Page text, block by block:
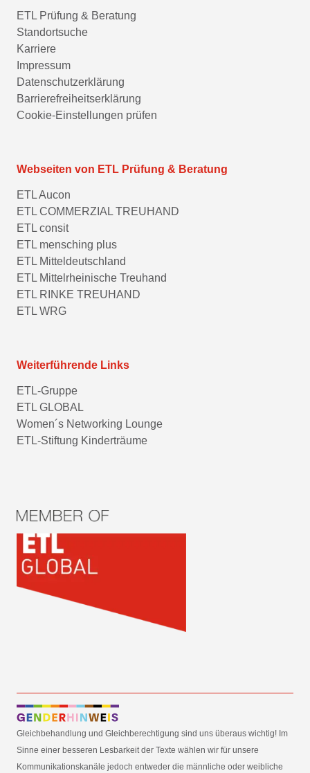
ETL Prüfung & Beratung
Standortsuche
Karriere
Impressum
Datenschutzerklärung
Barrierefreiheitserklärung
Cookie-Einstellungen prüfen
Webseiten von ETL Prüfung & Beratung
ETL Aucon
ETL COMMERZIAL TREUHAND
ETL consit
ETL mensching plus
ETL Mitteldeutschland
ETL Mittelrheinische Treuhand
ETL RINKE TREUHAND
ETL WRG
Weiterführende Links
ETL-Gruppe
ETL GLOBAL
Women´s Networking Lounge
ETL-Stiftung Kinderträume
Gleichbehandlung und Gleichberechtigung sind uns überaus wichtig! Im
Sinne einer besseren Lesbarkeit der Texte wählen wir für unsere
Kommunikationskanäle jedoch entweder die männliche oder weibliche